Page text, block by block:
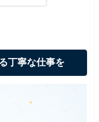
丁寧な仕事を